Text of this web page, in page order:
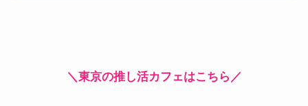
＼東京の推し活カフェはこちら／